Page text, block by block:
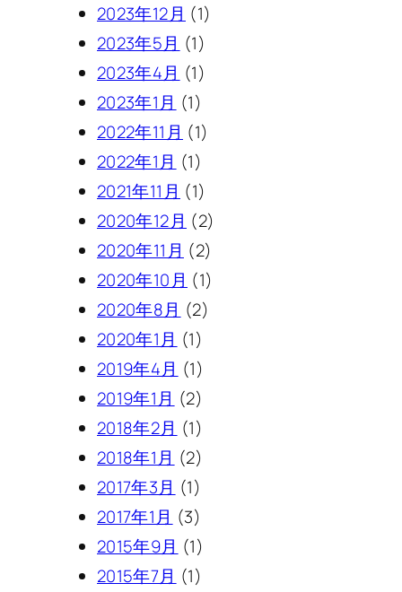
2023年12月 (1)
2023年5月 (1)
2023年4月 (1)
2023年1月 (1)
2022年11月 (1)
2022年1月 (1)
2021年11月 (1)
2020年12月 (2)
2020年11月 (2)
2020年10月 (1)
2020年8月 (2)
2020年1月 (1)
2019年4月 (1)
2019年1月 (2)
2018年2月 (1)
2018年1月 (2)
2017年3月 (1)
2017年1月 (3)
2015年9月 (1)
2015年7月 (1)